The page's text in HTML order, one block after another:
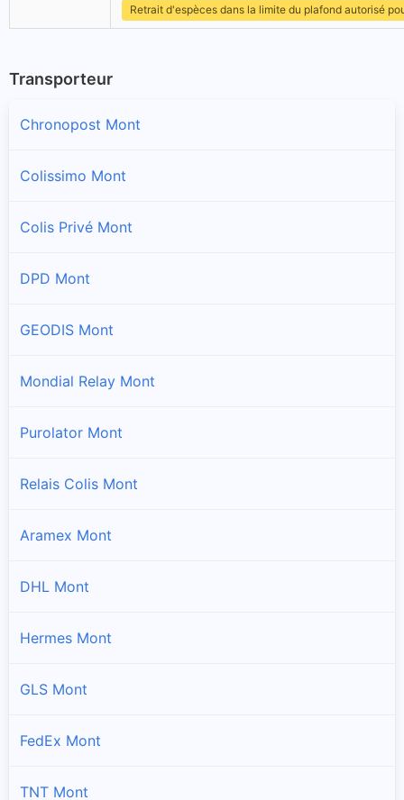
Retrait d'espèces dans la limite du plafond autorisé
Transporteur
Chronopost Mont
Colissimo Mont
Colis Privé Mont
DPD Mont
GEODIS Mont
Mondial Relay Mont
Purolator Mont
Relais Colis Mont
Aramex Mont
DHL Mont
Hermes Mont
GLS Mont
FedEx Mont
TNT Mont